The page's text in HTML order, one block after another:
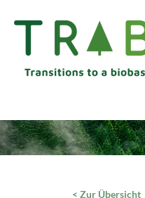
< Zur Übersicht